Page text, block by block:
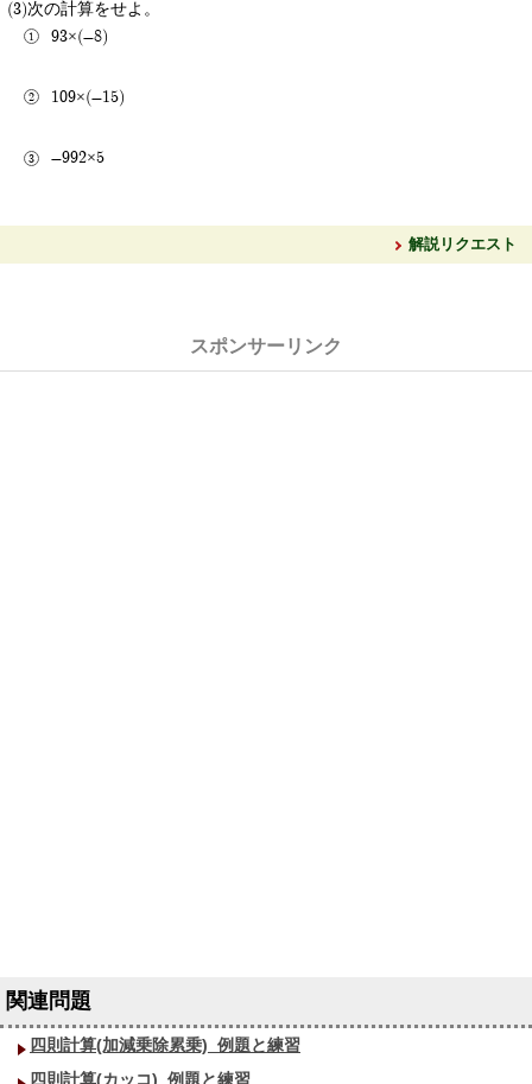
次の計算をせよ。
93×(-8)
109×(-15)
-992×5
解説リクエスト
四則計算(加減乗除累乗)_ 例題と練習
四則計算(カッコ)_ 例題と練習